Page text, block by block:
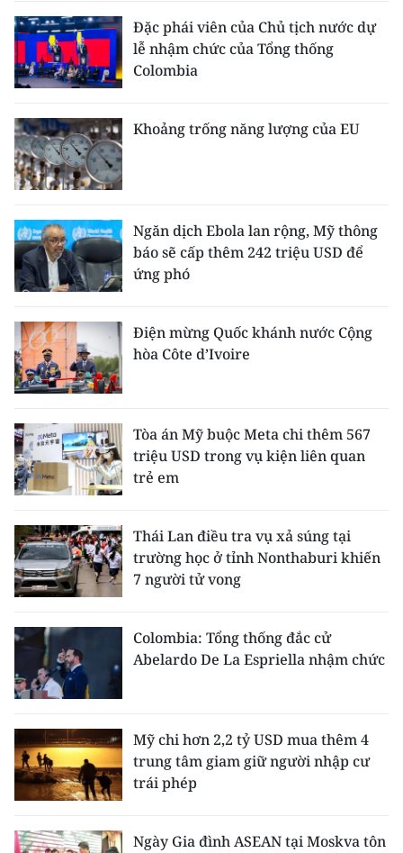
Đặc phái viên của Chủ tịch nước dự
lễ nhậm chức của Tổng thống
Colombia
Khoảng trống năng lượng của EU
Ngăn dịch Ebola lan rộng, Mỹ thông
báo sẽ cấp thêm 242 triệu USD để
ứng phó
Điện mừng Quốc khánh nước Cộng
hòa Côte d’Ivoire
Tòa án Mỹ buộc Meta chi thêm 567
triệu USD trong vụ kiện liên quan
trẻ em
Thái Lan điều tra vụ xả súng tại
trường học ở tỉnh Nonthaburi khiến
7 người tử vong
Colombia: Tổng thống đắc cử
Abelardo De La Espriella nhậm chức
Mỹ chi hơn 2,2 tỷ USD mua thêm 4
trung tâm giam giữ người nhập cư
trái phép
Ngày Gia đình ASEAN tại Moskva tôn